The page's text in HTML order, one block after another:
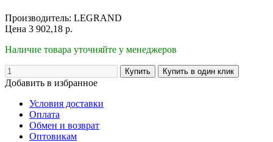
Производитель: LEGRAND
Цена 3 902,18 р.
Наличие товара уточняйте у менеджеров
Добавить в избранное
Условия доставки
Оплата
Обмен и возврат
Оптовикам